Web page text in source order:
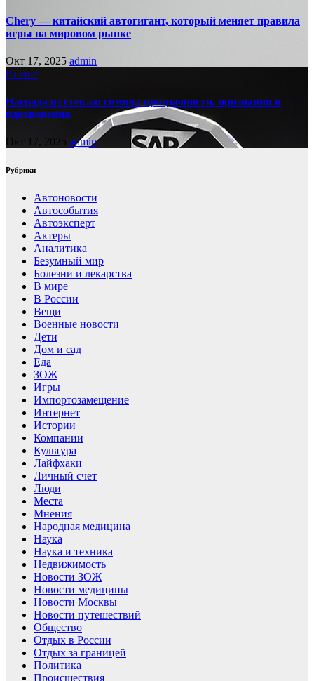
Chery — китайский автогигант, который меняет правила
игры на мировом рынке
Окт 17, 2025 admin
Разное
Награда из стекла: символ прозрачности, признания и
вдохновения
Окт 17, 2025 admin
Рубрики
Автоновости
Автособытия
Автоэксперт
Актеры
Аналитика
Безумный мир
Болезни и лекарства
В мире
В России
Вещи
Военные новости
Дети
Дом и сад
Еда
ЗОЖ
Игры
Импортозамещение
Интернет
Истории
Компании
Культура
Лайфхаки
Личный счет
Люди
Места
Мнения
Народная медицина
Наука
Наука и техника
Недвижимость
Новости ЗОЖ
Новости медицины
Новости Москвы
Новости путешествий
Общество
Отдых в России
Отдых за границей
Политика
Происшествия